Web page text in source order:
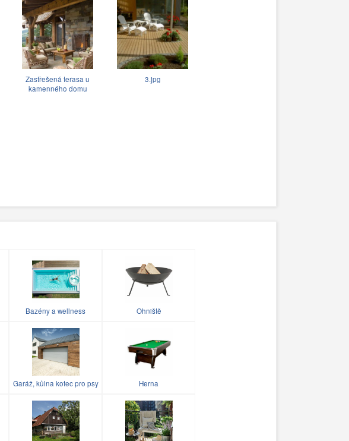
Zastřešená terasa u
kamenného domu
3.jpg
Bazény a wellness Ohniště
Garáž, kůlna kotec pro psy Herna